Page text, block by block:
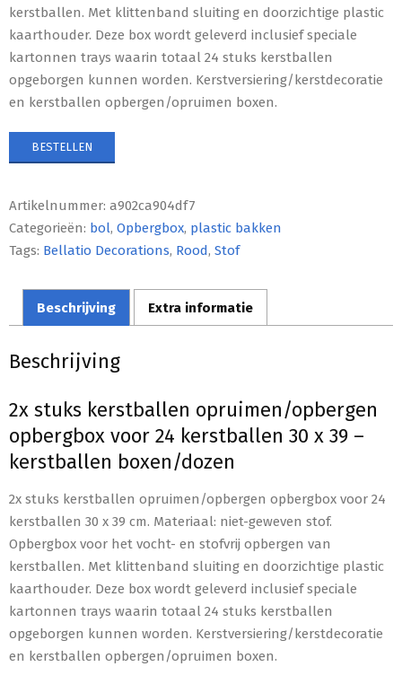
kerstballen. Met klittenband sluiting en doorzichtige plastic
kaarthouder. Deze box wordt geleverd inclusief speciale
kartonnen trays waarin totaal 24 stuks kerstballen
opgeborgen kunnen worden. Kerstversiering/kerstdecoratie
en kerstballen opbergen/opruimen boxen.
BESTELLEN
Artikelnummer: a902ca904df7
Categorieën: bol, Opbergbox, plastic bakken
Tags: Bellatio Decorations, Rood, Stof
Beschrijving Extra informatie
Beschrijving
2x stuks kerstballen opruimen/opbergen
opbergbox voor 24 kerstballen 30 x 39 –
kerstballen boxen/dozen
2x stuks kerstballen opruimen/opbergen opbergbox voor 24
kerstballen 30 x 39 cm. Materiaal: niet-geweven stof.
Opbergbox voor het vocht- en stofvrij opbergen van
kerstballen. Met klittenband sluiting en doorzichtige plastic
kaarthouder. Deze box wordt geleverd inclusief speciale
kartonnen trays waarin totaal 24 stuks kerstballen
opgeborgen kunnen worden. Kerstversiering/kerstdecoratie
en kerstballen opbergen/opruimen boxen.